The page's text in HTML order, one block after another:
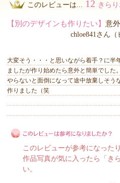
このレビューは... 12 きら
【別のデザインも作りたい】 意
chloe841さん
大変そう・・・と思いながら着手？に半
ましたが作り始めたら意外と簡単でした
やらないと面倒になって途中放棄しそう
作りました（笑
このレビューが参考になったり
作品写真が気に入ったら「き
い。